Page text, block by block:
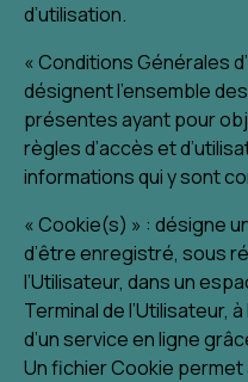
d’utilisation.
« Conditions Générales
désignent l’ensemble
présentes ayant pour
règles d’accès et
informations qui y sont
« Cookie(s) » : désigne
d’être enregistré, sous
l’Utilisateur, dans un
Terminal de l’Utilisateur,
d’un service en ligne
Un fichier Cookie